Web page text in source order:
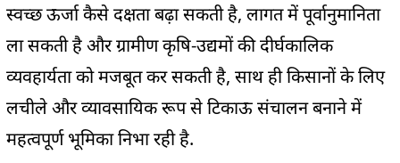
स्वच्छ ऊर्जा कैसे दक्षता बढ़ा सकती है, लागत में पूर्वानुमानिता
ला सकती है और ग्रामीण कृषि-उद्यमों की दीर्घकालिक
व्यवहार्यता को मजबूत कर सकती है, साथ ही किसानों के लिए
लचीले और व्यावसायिक रूप से टिकाऊ संचालन बनाने में
महत्वपूर्ण भूमिका निभा रही है.